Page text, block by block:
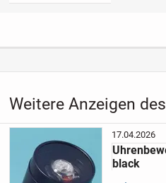
Weitere Anzeigen
17.04.2026
black